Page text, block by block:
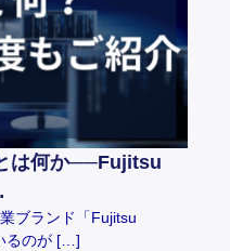
は何か──Fujitsu
ブランド「Fujitsu
るのが […]